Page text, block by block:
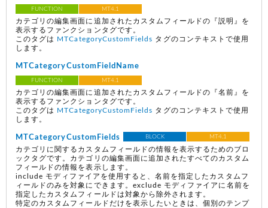
FUNCTION MT4.1
カテゴリの編集画面に追加されたカスタムフィールドの『説明』を
表示するファンクションタグです。
このタグは
MTCategoryCustomFields タグのコンテキストで使用
します。
MTCategoryCustomFieldName
FUNCTION MT4.1
カテゴリの編集画面に追加されたカスタムフィールドの『名前』を
表示するファンクションタグです。
このタグは
MTCategoryCustomFields タグのコンテキストで使用
します。
MTCategoryCustomFields BLOCK MT4.1
カテゴリに関するカスタムフィールドの情報を表示するためのブロ
ックタグです。カテゴリの編集画面に追加されたすべてのカスタム
フィールドの情報を表示します。
include モディファイアを使用すると、名前を指定したカスタムフ
ィールドのみを対象にできます。exclude モディファイアに名前を
指定したカスタムフィールドは対象から除外されます。
特定のカスタムフィールドだけを表示したいときは、個別のテンプ